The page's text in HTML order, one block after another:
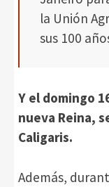
la Unión
sus 100
Y el domingo
nueva Reina,
Caligaris.
Además,